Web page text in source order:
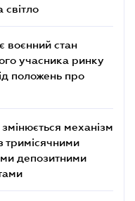
світло
воєнний стан
учасника ринку
положень про
механізм
тримісячними
депозитними